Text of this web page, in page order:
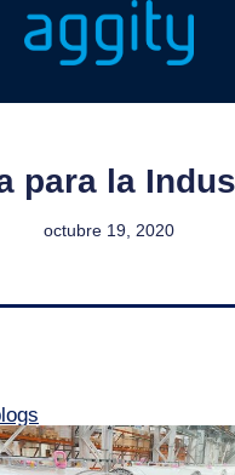
para la
octubre 19, 2020